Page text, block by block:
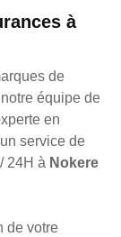
à
de
équipe de
en
service de
24H à Nokere
de votre